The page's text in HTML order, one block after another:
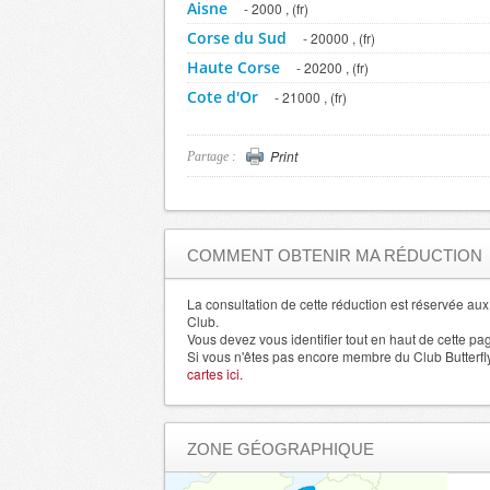
Aisne - 2000 , (fr)
Corse du Sud - 20000 , (fr)
Haute Corse - 20200 , (fr)
Cote d'Or - 21000 , (fr)
Creuse - 23000 , (fr)
Doubs - 25000 , (fr)
Eure et Loir - 28000 , (fr)
Allier - 3000 , (fr)
Gironde - 33000 , (fr)
Herault - 34000 , (fr)
Indre - 36000 , (fr)
Indre et Loire - 37000 , (fr)
Isere - 38000 , (fr)
Partage : Print
COMMENT OBTENIR MA RÉDUCTION
La consultation de cette réduction est réservée
Club.
Vous devez vous identifier tout en haut de cette
Si vous n'êtes pas encore membre du Club
cartes ici.
ZONE GÉOGRAPHIQUE